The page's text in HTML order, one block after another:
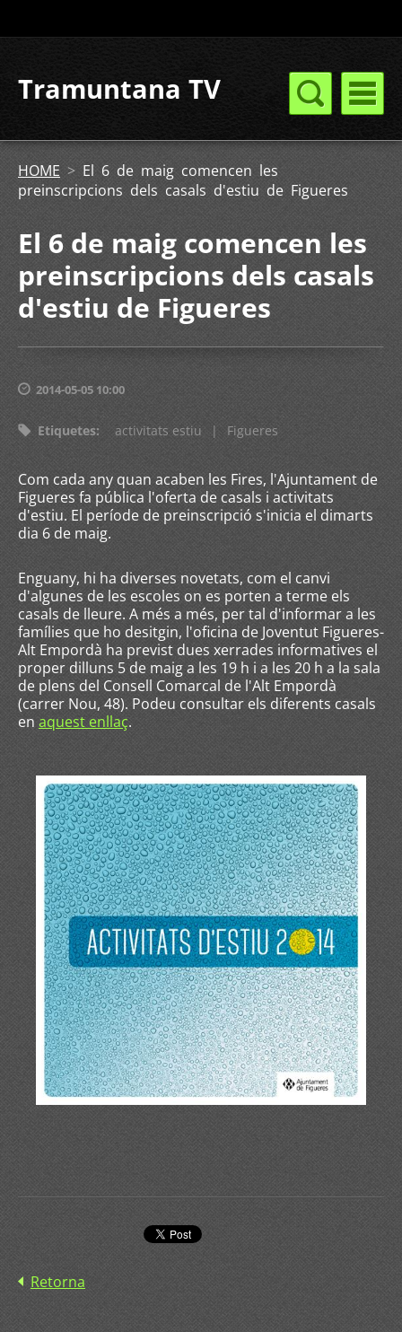
Tramuntana TV
HOME > El 6 de maig comencen les
preinscripcions dels casals d'estiu de Figueres
El 6 de maig comencen les
preinscripcions dels casals
d'estiu de Figueres
2014-05-05 10:00
Etiquetes: activitats estiu | Figueres
Com cada any quan acaben les Fires, l'Ajuntament de
Figueres fa pública l'oferta de casals i activitats
d'estiu. El període de preinscripció s'inicia el dimarts
dia 6 de maig.
Enguany, hi ha diverses novetats, com el canvi
d'algunes de les escoles on es porten a terme els
casals de lleure. A més a més, per tal d'informar a les
famílies que ho desitgin, l'oficina de Joventut Figueres-
Alt Empordà ha previst dues xerrades informatives el
proper dilluns 5 de maig a les 19 h i a les 20 h a la sala
de plens del Consell Comarcal de l'Alt Empordà
(carrer Nou, 48). Podeu consultar els diferents casals
en aquest enllaç.
Retorna